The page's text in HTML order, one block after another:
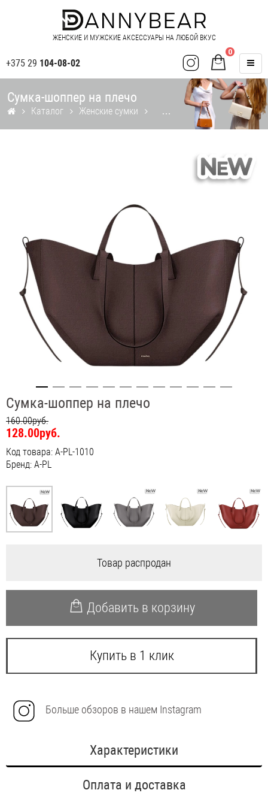
+375 29 104-08-02
ЖЕНСКИЕ И МУЖСКИЕ АКСЕССУАРЫ НА ЛЮБОЙ ВКУС
0
Сумка-шоппер на плечо
Каталог Женские сумки
Сумка-шоппер на плечо
160.00руб.
128.00руб.
Код товара: A-PL-1010
Бренд: A-PL
Товар распродан
Добавить в корзину
Купить в 1 клик
Больше обзоров в нашем Instagram
Характеристики
Оплата и доставка